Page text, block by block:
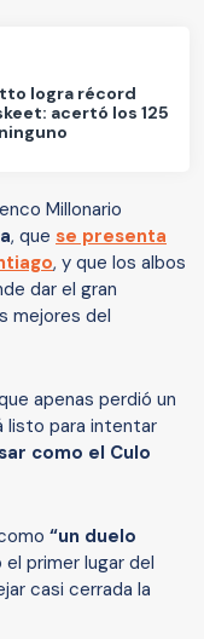
logra récord
acertó los 125
Millonario
, que se presenta
, y que los albos
dar el gran
mejores del
apenas perdió un
listo para intentar
como el Culo
“un duelo
primer lugar del
casi cerrada la